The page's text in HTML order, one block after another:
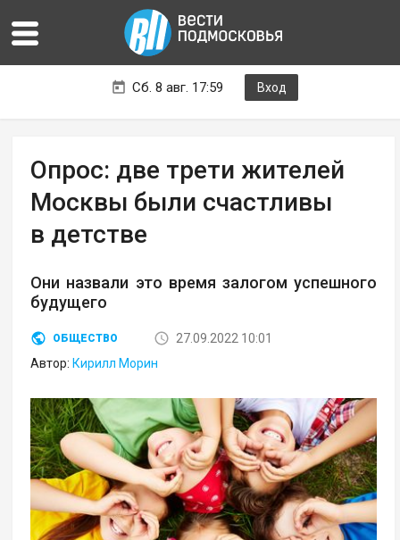
Сб. 8 авг. 17:59 Вход
Опрос: две трети жителей
Москвы были счастливы
в детстве
Они назвали это время залогом успешного
будущего
ОБЩЕСТВО
27.09.2022 10:01
Автор: Кирилл Морин